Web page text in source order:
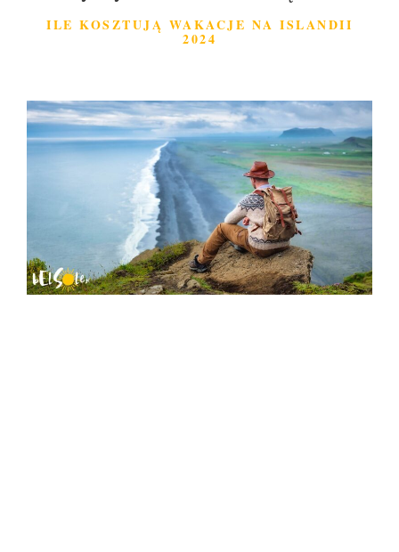
ILE KOSZTUJĄ WAKACJE NA ISLANDII
2024